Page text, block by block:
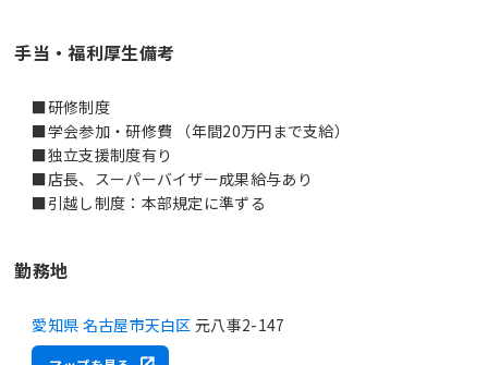
手当・福利厚生備考
■研修制度
■学会参加・研修費 （年間20万円まで支給）
■独立支援制度有り
■店長、スーパーバイザー成果給与あり
■引越し制度：本部規定に準ずる
勤務地
愛知県 名古屋市天白区 元八事2-147